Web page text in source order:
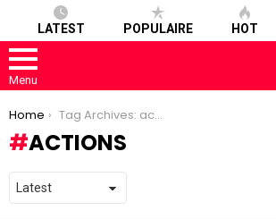
LATEST POPULAIRE HOT
Menu
You are here:
Home Tag Archives: actions
ACTIONS